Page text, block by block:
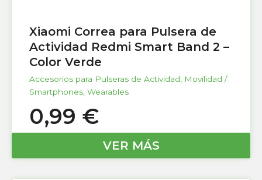
Xiaomi Correa para Pulsera de
Actividad Redmi Smart Band 2 –
Color Verde
Accesorios para Pulseras de Actividad
Movilidad /
Smartphones Wearables
0,99 €
VER MÁS